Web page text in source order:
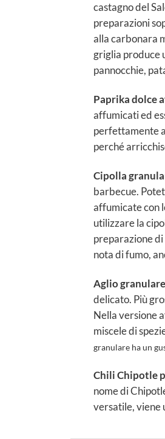
castagno del
preparazioni
alla carbonara
griglia produce
pannocchie,
Paprika dolce
affumicati ed
perfettamente
perché
Cipolla
barbecue.
affumicate con
utilizzare la
preparazione
nota di fumo,
Aglio
delicato. Più
Nella versione
miscele di
granulare ha un
Chili Chipotle
nome di
versatile, viene